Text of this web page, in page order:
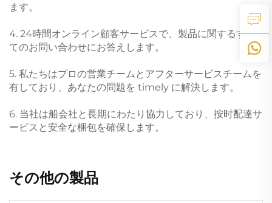
ます。
4. 24時間オンライン顧客サービスで、製品に関するすべ
てのお問い合わせにお答えします。
5. 私たちはプロの営業チームとアフターサービスチームを
有しており、あなたの問題を timely に解決します。
6. 当社は船会社と長期にわたり協力しており、按时配達サ
ービスと安全な梱包を確保します。
その他の製品